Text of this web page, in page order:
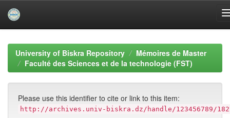
navigationUniversity of Biskra Repository
Mémoires de Master
Faculté des Sciences et de la technologie (FST)
Please use this identifier to cite or link to this item:
http://archives.univ-biskra.dz/handle/123456789/